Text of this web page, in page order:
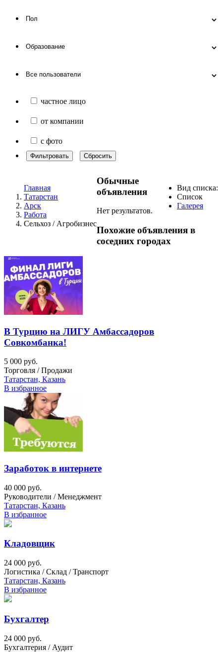
частное лицо
от компании
с фото
Фильтровать Сбросить
Главная
Татарстан
Арск
Работа
Сельхоз / Агробизнес
Вид списка:
Список
Галерея
Обычные
объявления
Нет результатов.
Похожие объявления в
соседних городах
В Турцию на ЛИГУ Амбассадоров
Совкомбанка!
5 000 руб.
Торговля / Продажи
Татарстан, Казань
В избранное
Заработок в интернете
40 000 руб.
Руководители / Менеджмент
Татарстан, Казань
В избранное
Кладовщик
24 000 руб.
Логистика / Склад / Транспорт
Татарстан, Казань
В избранное
Бухгалтер
24 000 руб.
Бухгалтерия / Аудит